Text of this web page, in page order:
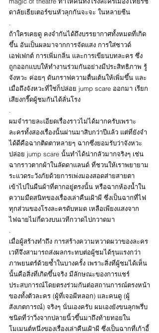
ดาลัยเธียเตอร์ขนหัวลุกกันจะจะ ในหลายซีน
.
ถ้าใครเคยดู คงจำกันได้ถึงบรรยากาศทั้งหมดที่เกิด
ขึ้น อันเป็นผลมาจากการจัดแสง การใส่ซาวด์
เอฟเฟกต์ การเพิ่มกลิ่น และการเขียนบทละคร ซึ่ง
ถูกออกแบบให้ทำงานร่วมกันอย่างมีประสิทธิภาพ รู้
จังหวะ ค่อยๆ ดันกราฟความตื่นเต้นให้เพิ่มขึ้น และ
เมื่อถึงจังหวะที่ใช่ก็ปล่อย jump scare ออกมา เรียก
เสียงกรี๊ดผู้ชมกันได้ลั่นโรง
.
ผมจำรายละเอียดเรื่องราวไม่ได้มากครับเพราะ
ละครทั้งสองเรื่องนั้นผ่านมาสิบกว่าปีแล้ว แต่ที่ยังจำ
ได้ดีคือฉากติดตาหลายๆ ฉากซึ่งยอมรับว่าจังหวะ
ปล่อย jump scare นั้นทำได้น่ากลัวมากจริงๆ เช่น
ฉากราวตากผ้าในลัดดาแลนด์ ที่ชวนให้เราพยายาม
ระแวดระวังภัยด้วยการเพ่งมองสอดส่ายสายตา
เข้าไปในผืนผ้าที่ตากอยู่ตรงนั้น หรือฉากห้องน้ำใน
ความมืดสนิทของเรื่องเล่าคืนเฝ้าผี ซึ่งเป็นฉากที่ไฟ
ทุกส่วนของโรงละครดับหมด เหลือเพียงแสงจาก
ไฟฉายไม่กี่ดวงบนเวทีกวาดไปกวาดมา
.
เมื่อผู้สร้างทำถึง การสร้างความหวาดผวาของละคร
เวทีจึงสามารถส่งผลกระทบต่อผู้ชมได้รุนแรงกว่า
ภาพยนตร์ด้วยซ้ำในบางครั้ง เพราะสิ่งที่ผู้ชมได้เห็น
นั้นคือสิ่งที่เกิดขึ้นจริง มีลักษณะของการแชร์
ประสบการณ์โดยตรงร่วมกันต่อสถานการณ์ตรงหน้า
ของทั้งตัวละคร (ผู้ที่เจอผีหลอก) และคนดู (ผู้
สังเกตการณ์) จริงๆ นั่นเองครับ ผมเองยังขนลุกพรึ่บ
ชนิดที่ว่าวิ่งจากปลายนิ้วขึ้นมาถึงท้ายทอยใน
โมเมนต์หนึ่งของเรื่องเล่าคืนเฝ้าผี ซึ่งเป็นฉากที่เก้าอี้